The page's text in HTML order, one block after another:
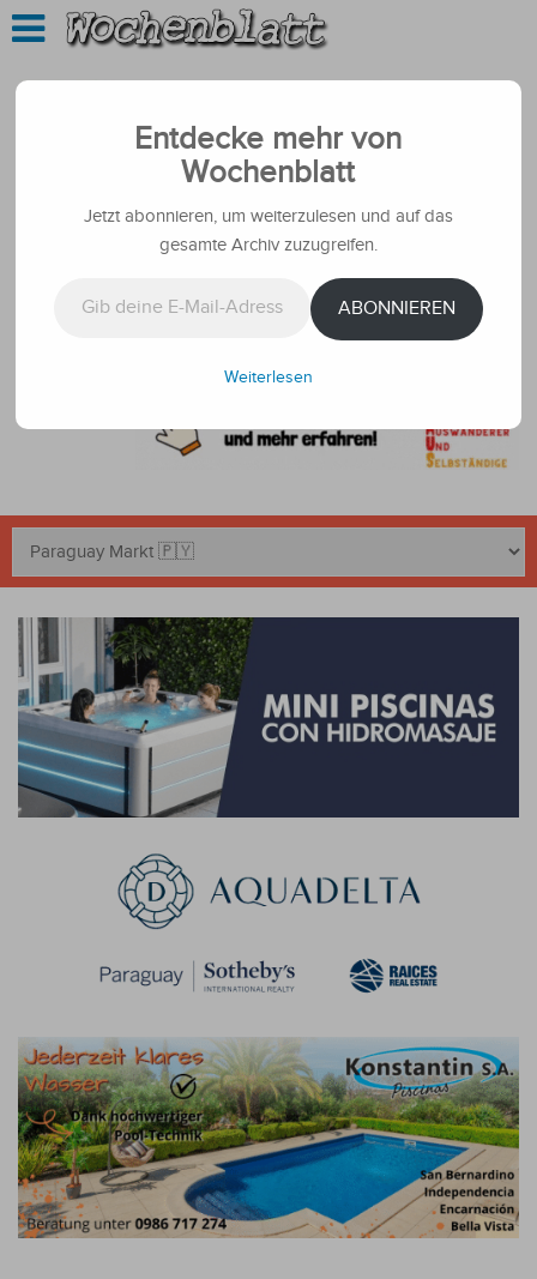
Entdecke mehr von
Wochenblatt
Jetzt abonnieren, um weiterzulesen und auf das
gesamte Archiv zuzugreifen.
ABONNIEREN
Weiterlesen